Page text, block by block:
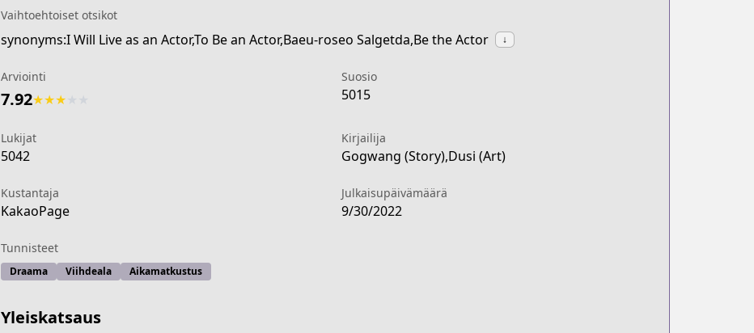
Vaihtoehtoiset otsikot
synonyms:I Will Live as an Actor,To Be an Actor,Baeu-roseo Salgetda,Be the Actor ↓
Arviointi
7.92★★★
Suosio
5015
Lukijat
5042
Kirjailija
Gogwang (Story),Dusi (Art)
Kustantaja
KakaoPage
Julkaisupäivämäärä
9/30/2022
Tunnisteet
Draama Viihdeala Aikamatkustus
Yleiskatsaus